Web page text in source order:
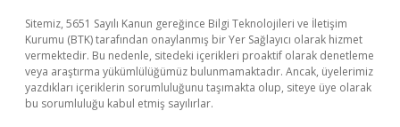
Sitemiz, 5651 Sayılı Kanun gereğince Bilgi Teknolojileri ve İletişim
Kurumu (BTK) tarafından onaylanmış bir Yer Sağlayıcı olarak hizmet
vermektedir. Bu nedenle, sitedeki içerikleri proaktif olarak denetleme
veya araştırma yükümlülüğümüz bulunmamaktadır. Ancak, üyelerimiz
yazdıkları içeriklerin sorumluluğunu taşımakta olup, siteye üye olarak
bu sorumluluğu kabul etmiş sayılırlar.